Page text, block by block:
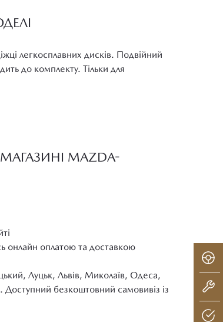
легкосплавних дисків. Подвійний
до комплекту. Тільки для
MAZDA-
онлайн оплатою та доставкою
Луцьк, Львів, Миколаїв, Одеса,
безкоштовний самовивіз із